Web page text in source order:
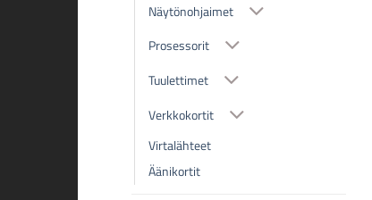
Näytönohjaimet
Prosessorit
Tuulettimet
Verkkokortit
Virtalähteet
Äänikortit